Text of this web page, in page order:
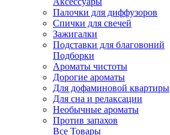
Палочки для диффузоров
Спички для свечей
Зажигалки
Подставки для благовоний
Подборки
Ароматы чистоты
Дорогие ароматы
Для дофаминовой квартиры
Для сна и релаксации
Необычные ароматы
Против запахов
Все Товары